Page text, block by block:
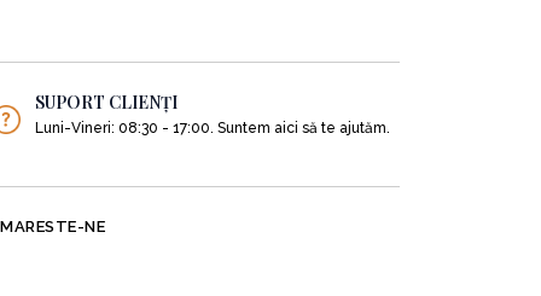
SUPORT CLIENȚI
Luni-Vineri: 08:30 - 17:00. Suntem aici să te ajutăm.
NE